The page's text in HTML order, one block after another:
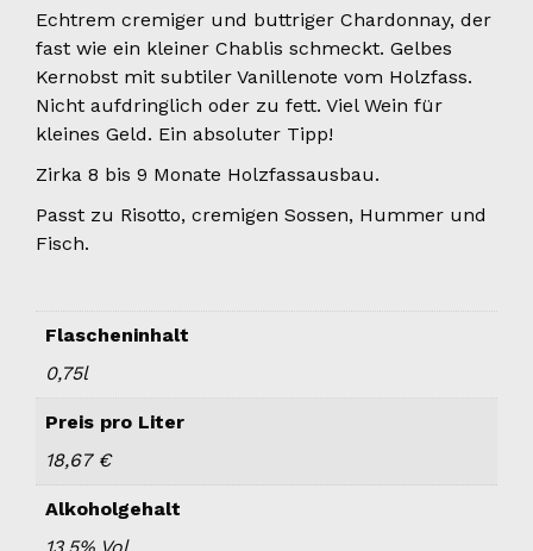
Echtrem cremiger und buttriger Chardonnay, der
fast wie ein kleiner Chablis schmeckt. Gelbes
Kernobst mit subtiler Vanillenote vom Holzfass.
Nicht aufdringlich oder zu fett. Viel Wein für
kleines Geld. Ein absoluter Tipp!
Zirka 8 bis 9 Monate Holzfassausbau.
Passt zu Risotto, cremigen Sossen, Hummer und
Fisch.
Flascheninhalt
0,75l
Preis pro Liter
18,67 €
Alkoholgehalt
13,5% Vol.